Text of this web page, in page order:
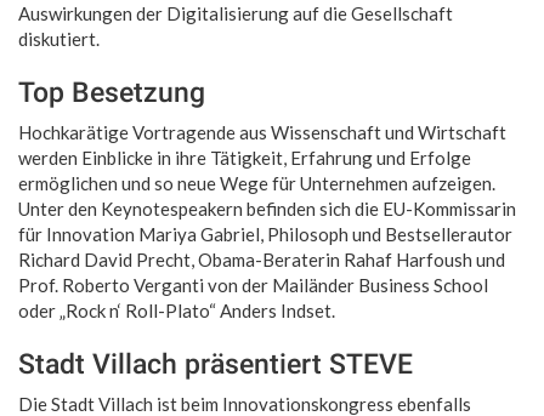
Auswirkungen der Digitalisierung auf die Gesellschaft
diskutiert.
Top Besetzung
Hochkarätige Vortragende aus Wissenschaft und Wirtschaft
werden Einblicke in ihre Tätigkeit, Erfahrung und Erfolge
ermöglichen und so neue Wege für Unternehmen aufzeigen.
Unter den Keynotespeakern befinden sich die EU-Kommissarin
für Innovation Mariya Gabriel, Philosoph und Bestsellerautor
Richard David Precht, Obama-Beraterin Rahaf Harfoush und
Prof. Roberto Verganti von der Mailänder Business School
oder „Rock n‘ Roll-Plato“ Anders Indset.
Stadt Villach präsentiert STEVE
Die Stadt Villach ist beim Innovationskongress ebenfalls